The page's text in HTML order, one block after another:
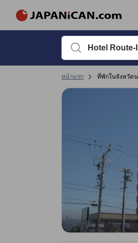
พิมพ์ชื่อที่พักหรือคำที่ต้อง
หน้าแรก ที่พักในจังหวัด